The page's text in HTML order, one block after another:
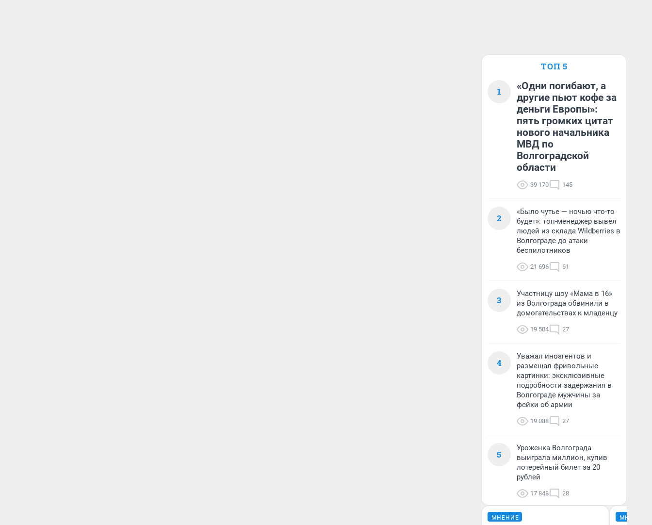
ТОП 5
1
«Одни погибают, а
другие пьют кофе за
деньги Европы»:
пять громких цитат
нового начальника
МВД по
Волгоградской
области
39 170 145
2
«Было чутье — ночью что-то
будет»: топ-менеджер вывел
людей из склада Wildberries в
Волгограде до атаки
беспилотников
21 696 61
3
Участницу шоу «Мама в 16»
из Волгограда обвинили в
домогательствах к младенцу
19 504 27
4
Уважал иноагентов и
размещал фривольные
картинки: эксклюзивные
подробности задержания в
Волгограде мужчины за
фейки об армии
19 088 27
5
Уроженка Волгограда
выиграла миллион, купив
лотерейный билет за 20
рублей
17 848 28
МНЕНИЕ МНЕНИЕ